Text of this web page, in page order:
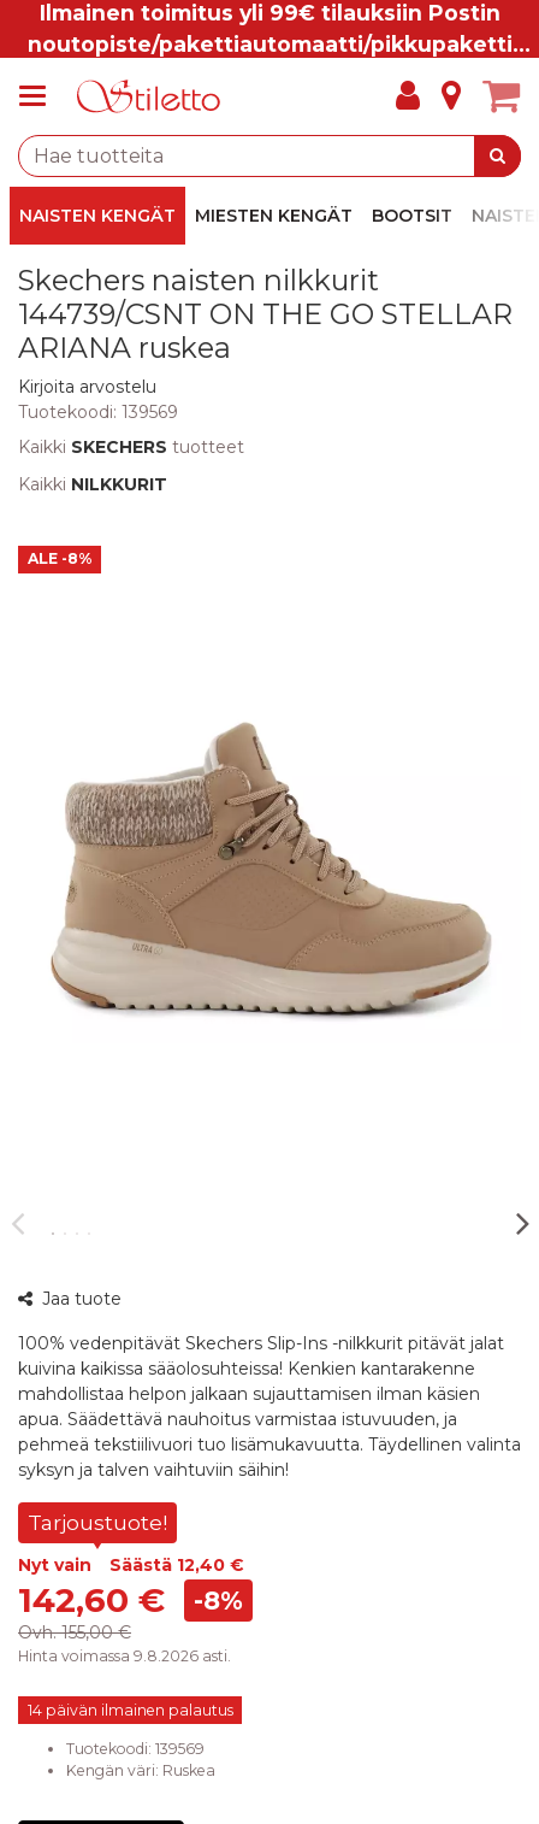
Ilmainen toimitus yli 99€ tilauksiin Postin
noutopiste/pakettiautomaatti/pikkupaketti
NAISTEN KENGÄT MIESTEN KENGÄT BOOTSIT
Skechers naisten nilkkurit
144739/CSNT ON THE GO STELLAR
ARIANA ruskea
Kirjoita arvostelu
Tuotekoodi: 139569
Kaikki SKECHERS tuotteet
Kaikki NILKKURIT
kuva
ALE -8%
Jaa tuote
100% vedenpitävät Skechers Slip-Ins -nilkkurit pitävät jalat
kuivina kaikissa sääolosuhteissa! Kenkien kantarakenne
mahdollistaa helpon jalkaan sujauttamisen ilman käsien
apua. Säädettävä nauhoitus varmistaa istuvuuden, ja
pehmeä tekstiilivuori tuo lisämukavuutta. Täydellinen valinta
syksyn ja talven vaihtuviin säihin!
Tarjoustuote!
Nyt vain Säästä 12,40 €
142,60 €
Ovh. 155,00 €
-8%
Hinta voimassa 9.8.2026 asti.
14 päivän ilmainen palautus
Tuotekoodi: 139569
Kengän väri: Ruskea